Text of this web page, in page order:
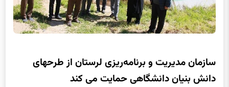
دانش بنیان دانشگاهی حمایت می کند